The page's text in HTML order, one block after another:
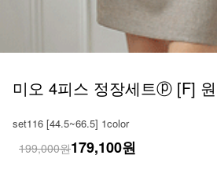
미오 4피스 정장세트ⓟ [F]
set116 [44.5~66.5] 1color
199,000원179,100원